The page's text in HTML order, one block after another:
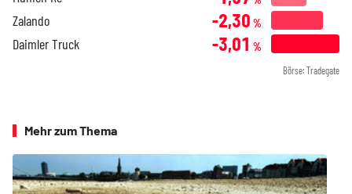
Zalando -2,30 %
Daimler Truck -3,01 %
Börse: Tradegate
Mehr zum Thema